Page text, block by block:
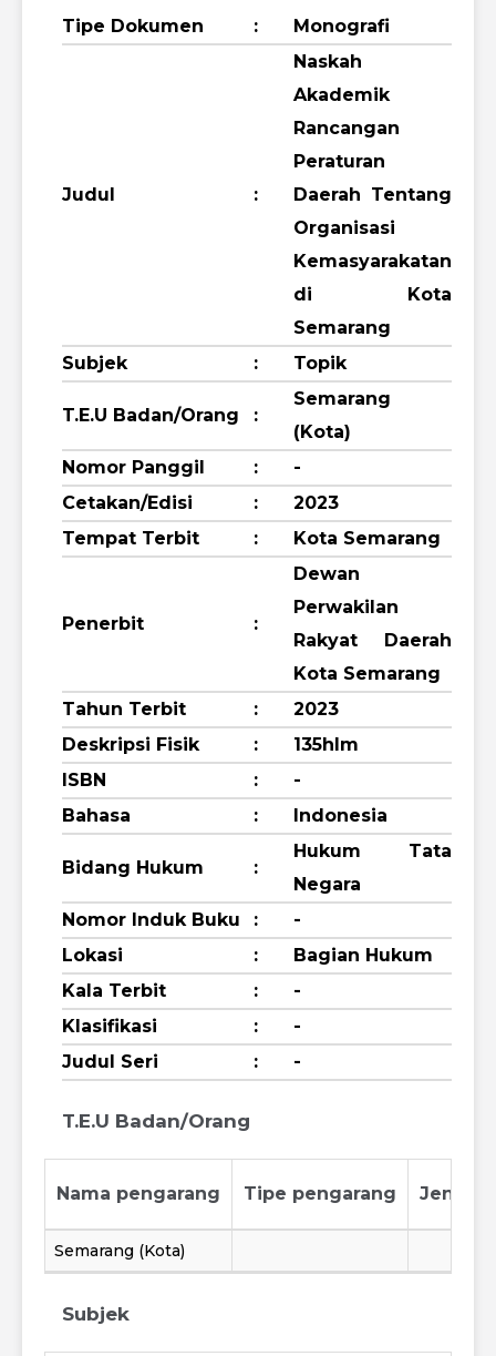
Tipe Dokumen : Monografi
Judul :
Naskah
Akademik
Rancangan
Peraturan
Daerah Tentang
Organisasi
Kemasyarakatan
di Kota
Semarang
Subjek
: Topik
T.E.U Badan/Orang :
Semarang
(Kota)
Nomor Panggil
:
-
Cetakan/Edisi
:
2023
Tempat Terbit
: Kota Semarang
Penerbit :
Dewan
Perwakilan
Rakyat Daerah
Kota Semarang
Tahun Terbit
:
2023
Deskripsi Fisik
:
135hlm
ISBN
:
-
Bahasa
: Indonesia
Bidang Hukum :
Hukum Tata
Negara
Nomor Induk Buku
:
-
Lokasi
:
Bagian Hukum
Kala Terbit
:
-
Klasifikasi
:
-
Judul Seri
: -
T.E.U Badan/Orang
Nama pengarang Tipe pengarang Jenis
Semarang (Kota)
Subjek